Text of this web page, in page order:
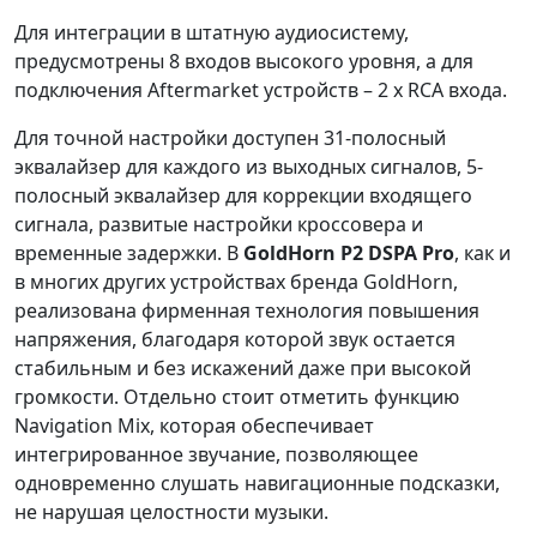
Для интеграции в штатную аудиосистему,
предусмотрены 8 входов высокого уровня, а для
подключения Aftermarket устройств – 2 x RCA входа.
Для точной настройки доступен 31-полосный
эквалайзер для каждого из выходных сигналов, 5-
полосный эквалайзер для коррекции входящего
сигнала, развитые настройки кроссовера и
временные задержки. В GoldHorn P2 DSPA Pro, как и
в многих других устройствах бренда GoldHorn,
реализована фирменная технология повышения
напряжения, благодаря которой звук остается
стабильным и без искажений даже при высокой
громкости. Отдельно стоит отметить функцию
Navigation Mix, которая обеспечивает
интегрированное звучание, позволяющее
одновременно слушать навигационные подсказки,
не нарушая целостности музыки.